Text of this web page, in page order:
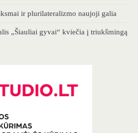
ir plurilateralizmo naujoji galia
„Šiauliai gyvai“ kviečia į triukšmingą